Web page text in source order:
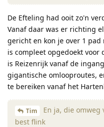
De Efteling had ooit zo'n
Vanaf daar was er richting
gericht en kon je over 1
is compleet opgedoekt voor
is Reizenrijk vanaf de
gigantische omlooproutes,
te bereiken vanaf het
Tim
En ja, die omweg
best flink